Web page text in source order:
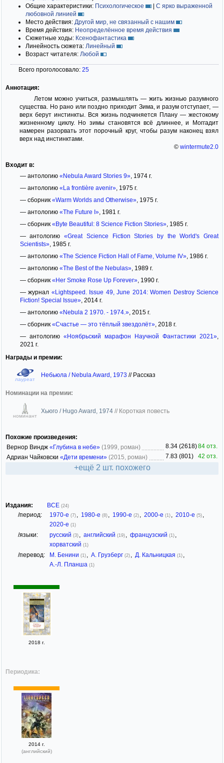
Общие характеристики: Психологическое | С ярко выраженной
любовной линией
Место действия: Другой мир, не связанный с нашим
Время действия: Неопределённое время действия
Сюжетные ходы: Ксенофантастика
Линейность сюжета: Линейный
Возраст читателя: Любой
Всего проголосовало: 25
Аннотация:
Летом можно учиться, размышлять — жить жизнью разумного
существа. Но рано или поздно приходит Зима, и разум отступает, —
верх берут инстинкты. Вся жизнь подчиняется Плану — жестокому
жизненному циклу. Но зимы становятся всё длиннее, и Моггадит
намерен разорвать этот порочный круг, чтобы разум наконец взял
верх над инстинктами.
© wintermute2.0
Входит в:
— антологию «Nebula Award Stories 9», 1974 г.
— антологию «La frontière avenir», 1975 г.
— сборник «Warm Worlds and Otherwise», 1975 г.
— антологию «The Future I», 1981 г.
— сборник «Byte Beautiful: 8 Science Fiction Stories», 1985 г.
— антологию«Great Science Fiction Stories by the World's Great
Scientists», 1985 г.
— антологию «The Science Fiction Hall of Fame, Volume IV», 1986 г.
— антологию «The Best of the Nebulas», 1989 г.
— сборник «Her Smoke Rose Up Forever», 1990 г.
— журнал «Lightspeed. Issue 49, June 2014: Women Destroy Science
Fiction! Special Issue», 2014 г.
— антологию «Nebula 2 1970. - 1974.», 2015 г.
— сборник «Счастье — это тёплый звездолёт», 2018 г.
— антологию «Ноябрьский марафон Научной Фантастики 2021»
2021 г.
Награды и премии:
лауреат
Небьюла / Nebula Award, 1973 // Рассказ
Номинации на премии:
номинант
Хьюго / Hugo Award, 1974 // Короткая повесть
Похожие произведения:
Вернор Виндж «Глубина в небе» (1999, роман) 8.34 (2618)84 отз.
Адриан Чайковски «Дети времени» (2015, роман) 7.83 (801) 42 отз.
+ещё 2 шт. похожего
Издания: ВСЕ (24)
/период: 1970-е (7) , 1980-е (8) , 1990-е (2) , 2000-е (1) , 2010-е (5) ,
2020-е (1)
/языки: русский (3) , английский (19) , французский (1) ,
хорватский (1)
/перевод: М. Бенини (1) , А. Грузберг (2) , Д. Кальницкая (1) ,
А.-Л. Планша (1)
2018 г.
Периодика:
2014 г.
(английский)